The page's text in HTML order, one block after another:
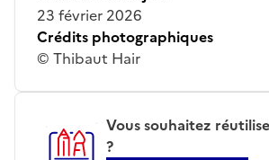
23 février 2026
Crédits photographiques
© Thibaut Hair
Vous souhaitez
?